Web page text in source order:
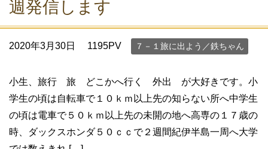
週発信します
2020年3月30日 1195PV ７－１旅に出よう／鉄ちゃん
小生、旅行 旅 どこかへ行く 外出 が大好きです。小
学生の頃は自転車で１０ｋｍ以上先の知らない所へ中学生
の頃は電車で５０ｋｍ以上先の未開の地へ高専の１７歳の
時、ダックスホンダ５０ｃｃで２週間紀伊半島一周へ大学